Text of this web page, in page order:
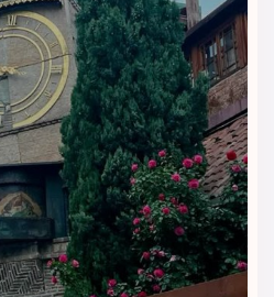
صندوق امانات در پذیرش
خدمات کاری و
برای مسافرانی که به قصد کار به
تفلیسامکاناتی مانند چاپ و
قوی و میز مخصوص لپ‌تاپ در لابی
همچنین مهمانانی که قصد
راهنمای تور، رزرو تاکسی شهری
توسط پذیرش استفاده کنند.